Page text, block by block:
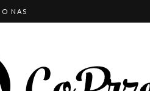
O NAS